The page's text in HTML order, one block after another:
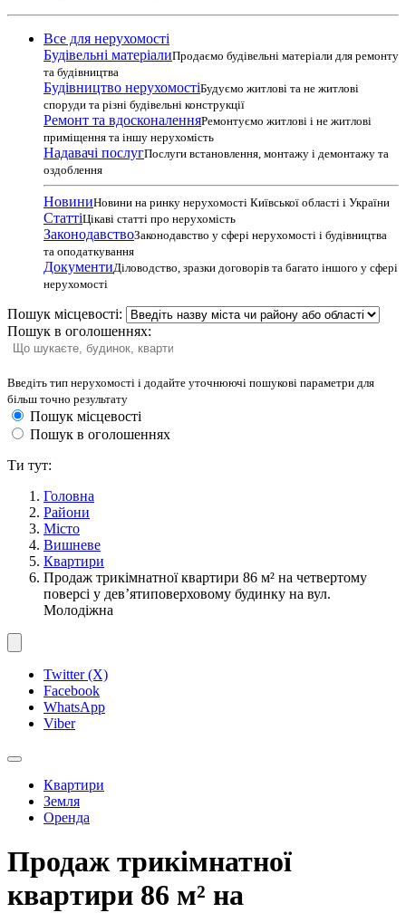
Все для нерухомості
Будівельні матеріалиПродаємо будівельні матеріали для ремонту
та будівництва
Будівництво нерухомостіБудуємо житлові та не житлові
споруди та різні будівельні конструкції
Ремонт та вдосконаленняРемонтуємо житлові і не житлові
приміщення та іншу нерухомість
Надавачі послугПослуги встановлення, монтажу і демонтажу та
оздоблення
НовиниНовини на ринку нерухомості Київської області і України
СтаттіЦікаві статті про нерухомість
ЗаконодавствоЗаконодавство у сфері нерухомості і будівництва
та оподаткування
ДокументиДіловодство, зразки договорів та багато іншого у сфері
нерухомості
Пошук місцевості:
Пошук в оголошеннях:
Введіть тип нерухомості і додайте уточнюючі пошукові параметри для
більш точно результату
Пошук місцевості
Пошук в оголошеннях
Ти тут:
Головна
Райони
Місто
Вишневе
Квартири
Продаж трикімнатної квартири 86 м² на четвертому
поверсі у дев’ятиповерховому будинку на вул.
Молодіжна
Twitter (X)
Facebook
WhatsApp
Viber
Квартири
Земля
Оренда
Продаж трикімнатної
квартири 86 м² на